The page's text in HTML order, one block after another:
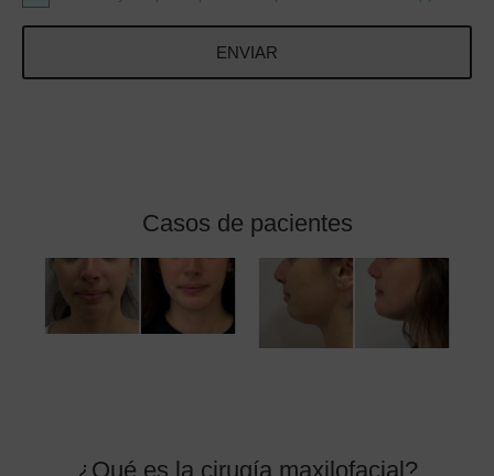
ENVIAR
Casos de pacientes
¿Qué es la cirugía maxilofacial?